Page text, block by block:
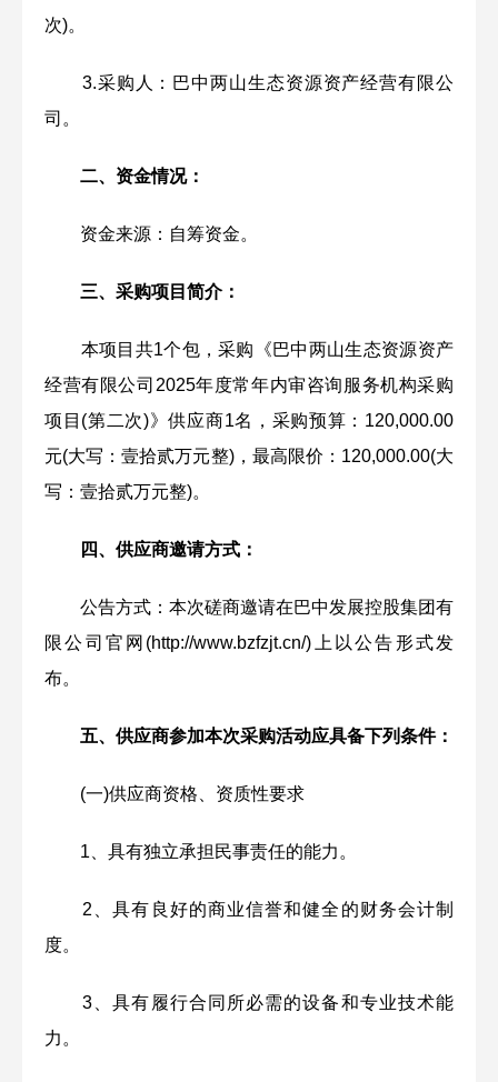
次)。
3.采购人：巴中两山生态资源资产经营有限公
司。
二、资金情况：
资金来源：自筹资金。
三、采购项目简介：
本项目共1个包，采购《巴中两山生态资源资产
经营有限公司2025年度常年内审咨询服务机构采购
项目(第二次)》供应商1名，采购预算：120,000.00
元(大写：壹拾贰万元整)，最高限价：120,000.00(大
写：壹拾贰万元整)。
四、供应商邀请方式：
公告方式：本次磋商邀请在巴中发展控股集团有
限公司官网(http://www.bzfzjt.cn/)上以公告形式发
布。
五、供应商参加本次采购活动应具备下列条件：
(一)供应商资格、资质性要求
1、具有独立承担民事责任的能力。
2、具有良好的商业信誉和健全的财务会计制
度。
3、具有履行合同所必需的设备和专业技术能
力。